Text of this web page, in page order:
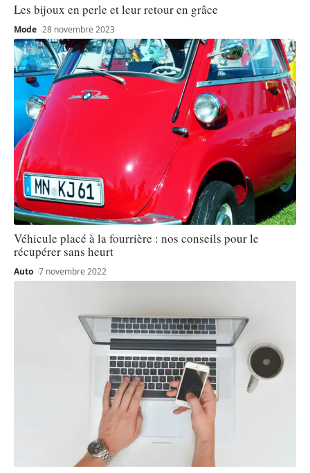
Les bijoux en perle et leur retour en grâce
Mode 28 novembre 2023
Véhicule placé à la fourrière : nos conseils pour le
récupérer sans heurt
Auto 7 novembre 2022